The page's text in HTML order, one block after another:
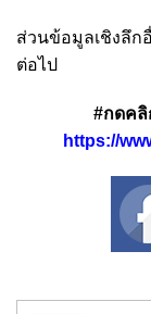
ส่วนข้อมูลเชิงลึก
ต่อไป
#กดคลิ
https://